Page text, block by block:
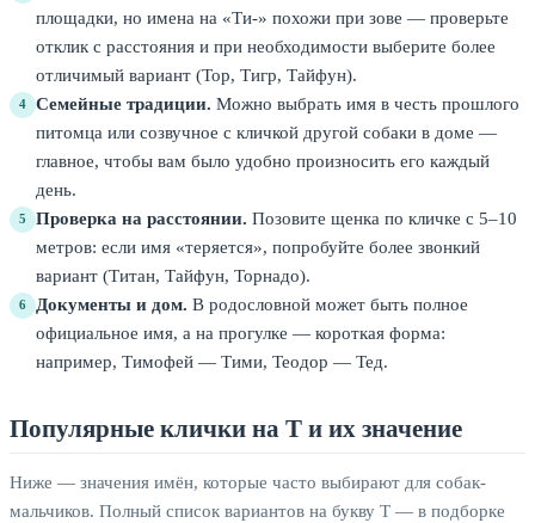
площадки, но имена на «Ти-» похожи при зове — проверьте
отклик с расстояния и при необходимости выберите более
отличимый вариант (Тор, Тигр, Тайфун).
4 Семейные традиции. Можно выбрать имя в честь прошлого
питомца или созвучное с кличкой другой собаки в доме —
главное, чтобы вам было удобно произносить его каждый
день.
5 Проверка на расстоянии. Позовите щенка по кличке с 5–10
метров: если имя «теряется», попробуйте более звонкий
вариант (Титан, Тайфун, Торнадо).
6 Документы и дом. В родословной может быть полное
официальное имя, а на прогулке — короткая форма:
например, Тимофей — Тими, Теодор — Тед.
Популярные клички на Т и их значение
Ниже — значения имён, которые часто выбирают для собак-
мальчиков. Полный список вариантов на букву Т — в подборке